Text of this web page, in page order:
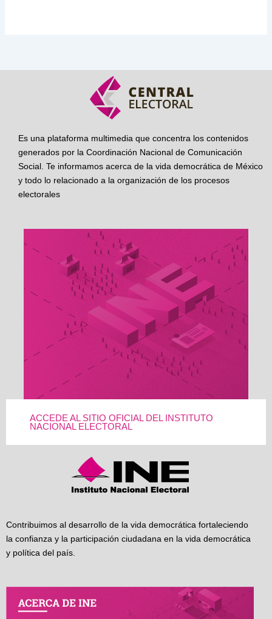
Es una plataforma multimedia que concentra los contenidos
generados por la Coordinación Nacional de Comunicación
Social. Te informamos acerca de la vida democrática de México
y todo lo relacionado a la organización de los procesos
electorales
ACCEDE AL SITIO OFICIAL DEL INSTITUTO
NACIONAL ELECTORAL
Contribuimos al desarrollo de la vida democrática fortaleciendo
la confianza y la participación ciudadana en la vida democrática
y política del país.